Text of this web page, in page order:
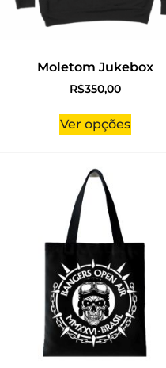
Moletom Jukebox
R$350,00
Ver opções